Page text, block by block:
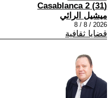
(31) Casablanca 2
ميشيل الرائي
2026 / 8 / 8
قضايا ثقافية